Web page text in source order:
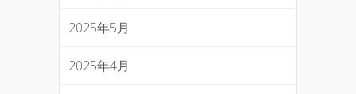
2025年5月
2025年4月